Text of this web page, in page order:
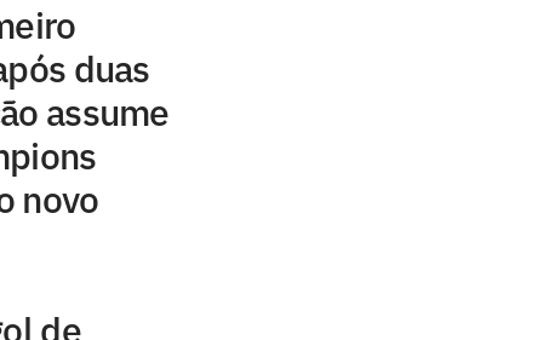
duas
assume
novo
de